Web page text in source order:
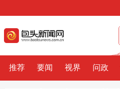
推荐 要闻 视界 问政